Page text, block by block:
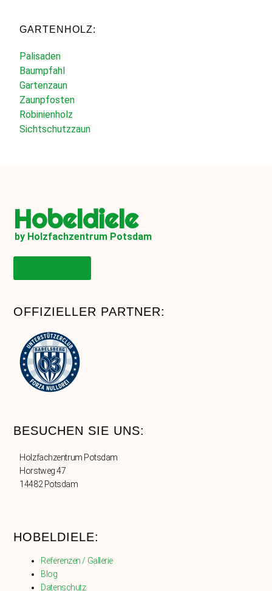
GARTENHOLZ:
Palisaden
Baumpfahl
Gartenzaun
Zaunpfosten
Robinienholz
Sichtschutzzaun
Hobeldiele
by Holzfachzentrum Potsdam
OFFIZIELLER PARTNER:
BESUCHEN SIE UNS:
Holzfachzentrum Potsdam
Horstweg 47
14482 Potsdam
HOBELDIELE:
Referenzen / Gallerie
Blog
Datenschutz